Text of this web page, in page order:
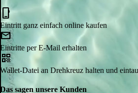
mobile_3
Eintritt ganz einfach online kaufen
mail
Eintritte per E-Mail erhalten
qr_code
Wallet-Datei an Drehkreuz halten und
Das sagen unsere Kunden